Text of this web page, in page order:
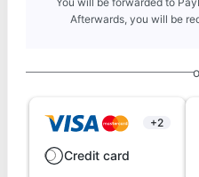
Afterwards, you will be
+2
Credit card